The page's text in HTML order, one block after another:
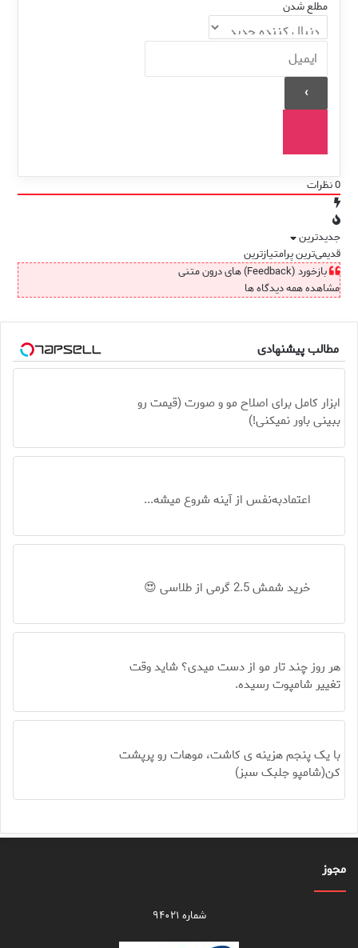
مطلع شدن
0نظرات
جدیدترین
قدیمی‌ترینپرامتیازترین
بازخورد (Feedback) های درون متنی
مشاهده همه دیدگاه ها
مطالب پیشنهادی
ابزار کامل برای اصلاح مو و صورت (قیمت رو
ببینی باور نمیکنی!)
اعتمادبه‌نفس از آینه شروع میشه...
خرید شمش 2.5 گرمی از طلاسی 😍
هر روز چند تار مو از دست میدی؟ شاید وقت
تغییر شامپوت رسیده.
با یک پنجم هزینه ی کاشت، موهات رو پرپشت
کن(شامپو جلبک سبز)
مجوز
شماره ۹۴۰۲۱